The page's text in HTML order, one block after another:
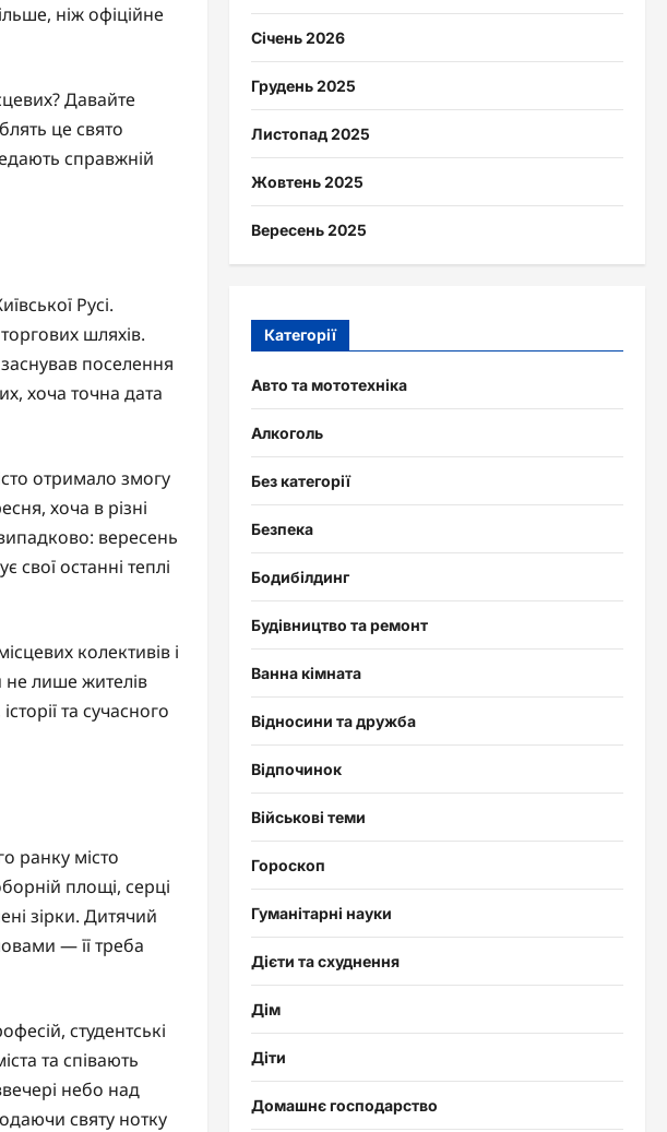
ніж офіційне
Давайте
це свято
справжній
Русі.
шляхів.
поселення
хоча точна дата
отримало змогу
хоча в різні
вересень
останні теплі
колективів і
лише жителів
та сучасного
ранку місто
площі, серці
зірки. Дитячий
— її треба
студентські
та співають
небо над
святу нотку
Січень 2026
Грудень 2025
Листопад 2025
Жовтень 2025
Вересень 2025
Категорії
Авто та мототехніка
Алкоголь
Без категорії
Безпека
Бодибілдинг
Будівництво та ремонт
Ванна кімната
Відносини та дружба
Відпочинок
Військові теми
Гороскоп
Гуманітарні науки
Дієти та схуднення
Дім
Діти
Домашнє господарство